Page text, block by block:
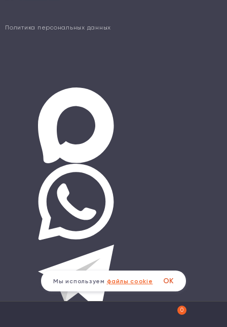
Политика персональных данных
0
Мы используем файлы cookie ОК